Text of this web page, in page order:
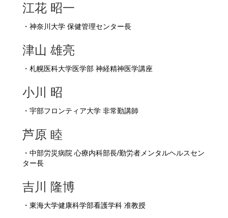
江花 昭一
・神奈川大学 保健管理センター長
津山 雄亮
・札幌医科大学医学部 神経精神医学講座
小川 昭
・宇部フロンティア大学 非常勤講師
芦原 睦
・中部労災病院 心療内科部長/勤労者メンタルヘルスセン
ター長
吉川 隆博
・東海大学健康科学部看護学科 准教授